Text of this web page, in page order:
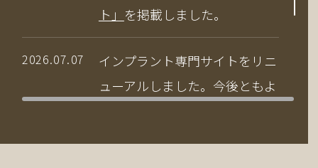
ト」 を掲載しました。
2026.07.07
インプラント専門サイトをリニ
ューアルしました。今後ともよ